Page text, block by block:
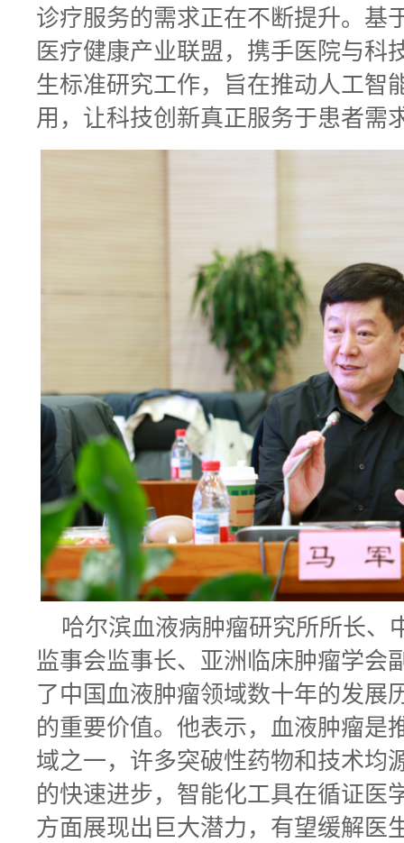
诊疗服务的需求正在不断提升。基
医疗健康产业联盟，携手医院与科
生标准研究工作，旨在推动人工智
用，让科技创新真正服务于患者需
哈尔滨血液病肿瘤研究所所长、
监事会监事长、亚洲临床肿瘤学会
了中国血液肿瘤领域数十年的发展
的重要价值。他表示，血液肿瘤是
域之一，许多突破性药物和技术均
的快速进步，智能化工具在循证医
方面展现出巨大潜力，有望缓解医